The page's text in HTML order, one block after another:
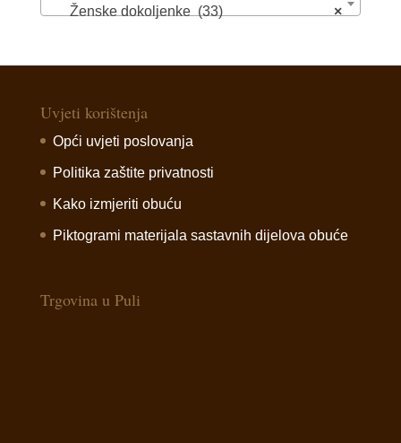
×
Ženske dokoljenke (33)
Uvjeti korištenja
Opći uvjeti poslovanja
Politika zaštite privatnosti
Kako izmjeriti obuću
Piktogrami materijala sastavnih dijelova obuće
Trgovina u Puli